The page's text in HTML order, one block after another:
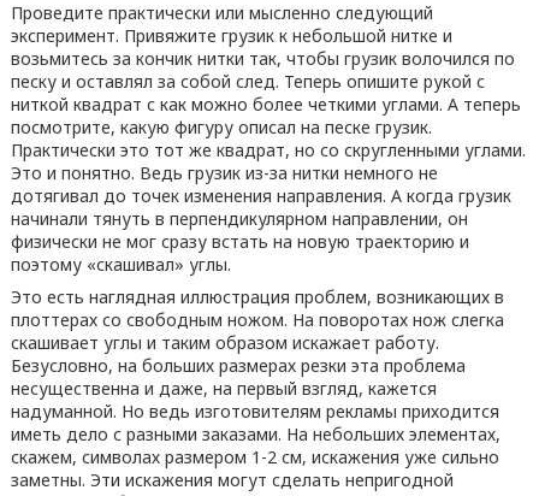
Проведите практически или мысленно следующий
эксперимент. Привяжите грузик к небольшой нитке и
возьмитесь за кончик нитки так, чтобы грузик волочился по
песку и оставлял за собой след. Теперь опишите рукой с
ниткой квадрат с как можно более четкими углами. А теперь
посмотрите, какую фигуру описал на песке грузик.
Практически это тот же квадрат, но со скругленными углами.
Это и понятно. Ведь грузик из-за нитки немного не
дотягивал до точек изменения направления. А когда грузик
начинали тянуть в перпендикулярном направлении, он
физически не мог сразу встать на новую траекторию и
поэтому «скашивал» углы.
Это есть наглядная иллюстрация проблем, возникающих в
плоттерах со свободным ножом. На поворотах нож слегка
скашивает углы и таким образом искажает работу.
Безусловно, на больших размерах резки эта проблема
несущественна и даже, на первый взгляд, кажется
надуманной. Но ведь изготовителям рекламы приходится
иметь дело с разными заказами. На небольших элементах,
скажем, символах размером 1-2 см, искажения уже сильно
заметны. Эти искажения могут сделать непригодной